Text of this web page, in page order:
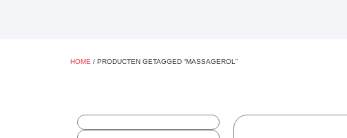
HOME / PRODUCTEN GETAGGED “MASSAGEROL”